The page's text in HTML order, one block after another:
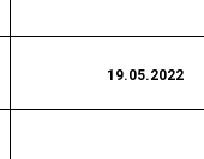
19.05.2022